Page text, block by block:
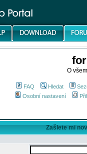
O
FAQ Hledat
Osobní nastavení
Zašlete mi